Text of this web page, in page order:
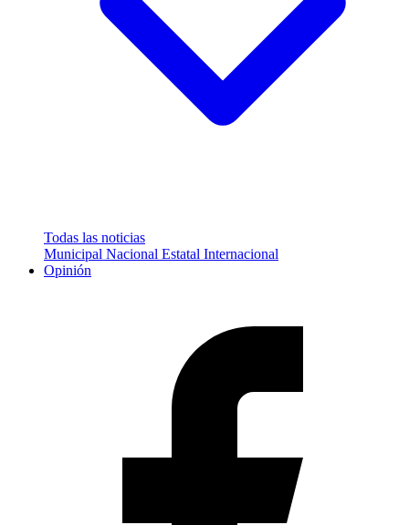
Todas las noticias
Municipal Nacional Estatal Internacional
Opinión